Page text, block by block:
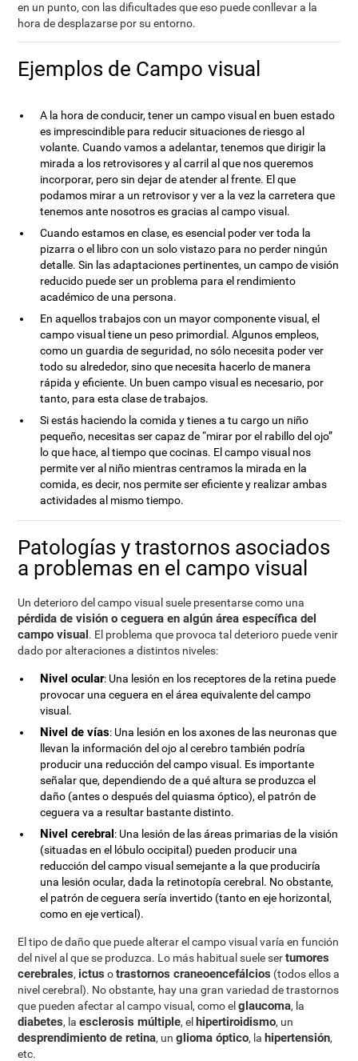
en un punto, con las dificultades que eso puede conllevar a la
hora de desplazarse por su entorno.
Ejemplos de Campo visual
A la hora de conducir, tener un campo visual en buen estado
es imprescindible para reducir situaciones de riesgo al
volante. Cuando vamos a adelantar, tenemos que dirigir la
mirada a los retrovisores y al carril al que nos queremos
incorporar, pero sin dejar de atender al frente. El que
podamos mirar a un retrovisor y ver a la vez la carretera que
tenemos ante nosotros es gracias al campo visual.
Cuando estamos en clase, es esencial poder ver toda la
pizarra o el libro con un solo vistazo para no perder ningún
detalle. Sin las adaptaciones pertinentes, un campo de visión
reducido puede ser un problema para el rendimiento
académico de una persona.
En aquellos trabajos con un mayor componente visual, el
campo visual tiene un peso primordial. Algunos empleos,
como un guardia de seguridad, no sólo necesita poder ver
todo su alrededor, sino que necesita hacerlo de manera
rápida y eficiente. Un buen campo visual es necesario, por
tanto, para esta clase de trabajos.
Si estás haciendo la comida y tienes a tu cargo un niño
pequeño, necesitas ser capaz de “mirar por el rabillo del ojo”
lo que hace, al tiempo que cocinas. El campo visual nos
permite ver al niño mientras centramos la mirada en la
comida, es decir, nos permite ser eficiente y realizar ambas
actividades al mismo tiempo.
Patologías y trastornos asociados
a problemas en el campo visual
Un deterioro del campo visual suele presentarse como una
pérdida de visión o ceguera en algún área específica del
campo visual. El problema que provoca tal deterioro puede venir
dado por alteraciones a distintos niveles:
Nivel ocular: Una lesión en los receptores de la retina puede
provocar una ceguera en el área equivalente del campo
visual.
Nivel de vías: Una lesión en los axones de las neuronas que
llevan la información del ojo al cerebro también podría
producir una reducción del campo visual. Es importante
señalar que, dependiendo de a qué altura se produzca el
daño (antes o después del quiasma óptico), el patrón de
ceguera va a resultar bastante distinto.
Nivel cerebral: Una lesión de las áreas primarias de la visión
(situadas en el lóbulo occipital) pueden producir una
reducción del campo visual semejante a la que produciría
una lesión ocular, dada la retinotopía cerebral. No obstante,
el patrón de ceguera sería invertido (tanto en eje horizontal,
como en eje vertical).
El tipo de daño que puede alterar el campo visual varía en función
del nivel al que se produzca. Lo más habitual suele sertumores
cerebrales, ictus otrastornos craneoencefálcios (todos ellos a
nivel cerebral). No obstante, hay una gran variedad de trastornos
que pueden afectar al campo visual, como elglaucoma, la
diabetes, laesclerosis múltiple, el hipertiroidismo, un
desprendimiento de retina, unglioma óptico, la hipertensión,
etc.